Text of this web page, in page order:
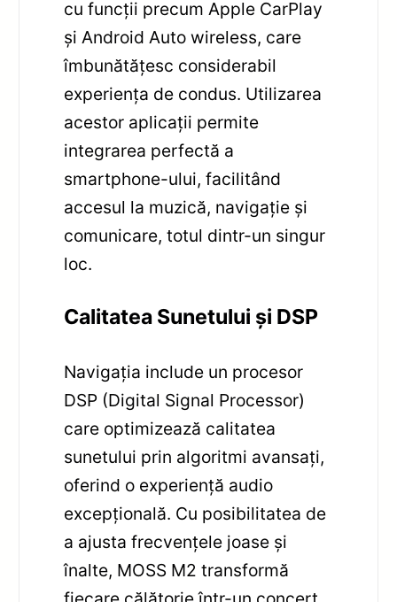
cu funcții precum Apple CarPlay
și Android Auto wireless, care
îmbunătățesc considerabil
experiența de condus. Utilizarea
acestor aplicații permite
integrarea perfectă a
smartphone-ului, facilitând
accesul la muzică, navigație și
comunicare, totul dintr-un singur
loc.
Calitatea Sunetului și DSP
Navigația include un procesor
DSP (Digital Signal Processor)
care optimizează calitatea
sunetului prin algoritmi avansați,
oferind o experiență audio
excepțională. Cu posibilitatea de
a ajusta frecvențele joase și
înalte, MOSS M2 transformă